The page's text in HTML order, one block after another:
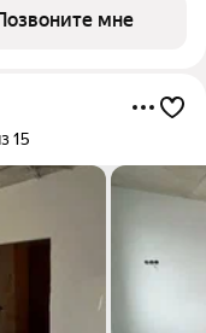
полностью с
мне
15